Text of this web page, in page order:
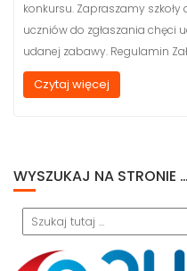
konkursu. Zapraszamy szkoły
uczniów do zgłaszania chęci
udanej zabawy. Regulamin
Czytaj więcej
WYSZUKAJ NA STRONIE …
Search